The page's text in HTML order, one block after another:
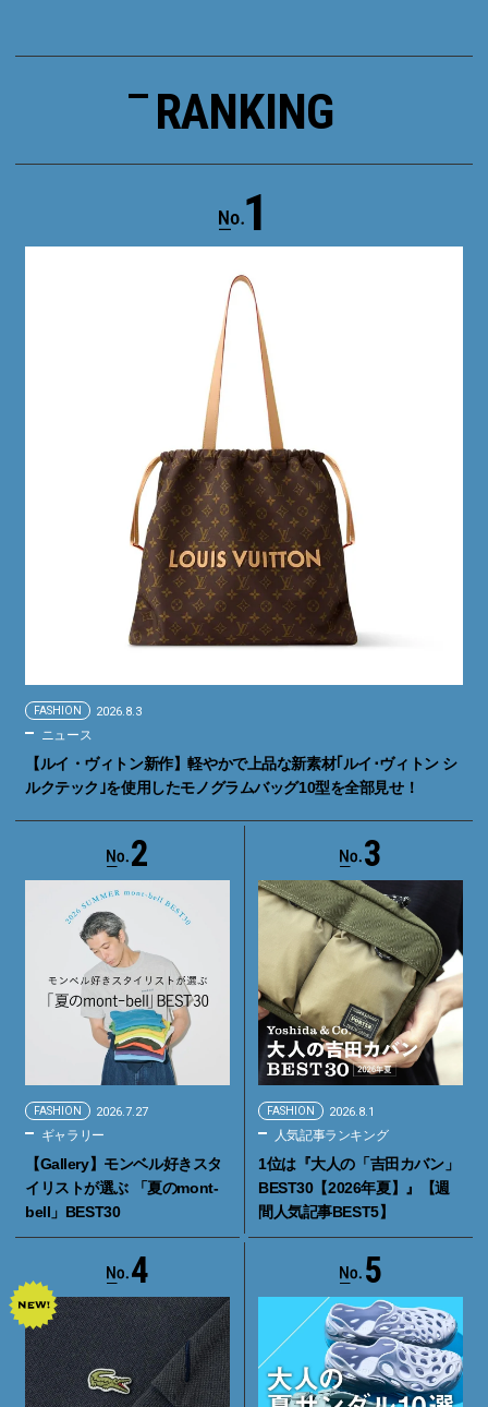
RANKING
1
FASHION 2026.8.3
ニュース
【ルイ・ヴィトン新作】軽やかで上品な新素材｢ルイ･ヴィトン シ
ルクテック｣を使用したモノグラムバッグ10型を全部見せ！
2
FASHION 2026.7.27
ギャラリー
【Gallery】モンベル好きスタ
イリストが選ぶ 「夏のmont-
bell」BEST30
3
FASHION 2026.8.1
人気記事ランキング
1位は『大人の「吉田カバン」
BEST30【2026年夏】』【週
間人気記事BEST5】
4 5